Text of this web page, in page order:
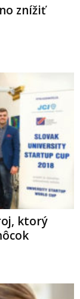
znížiť
ktorý